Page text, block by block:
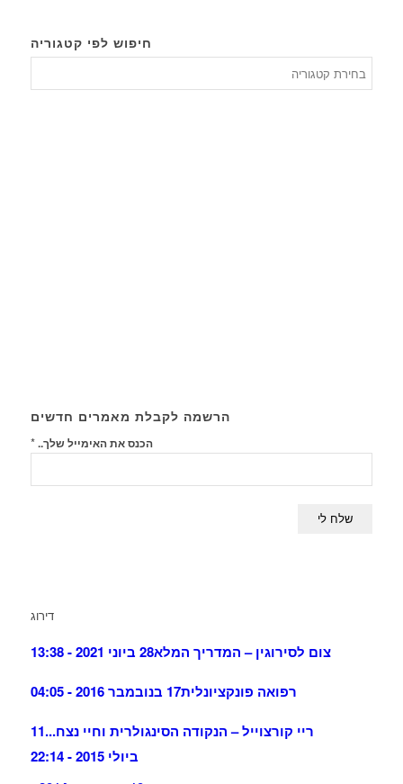
חיפוש לפי קטגוריה
הרשמה לקבלת מאמרים חדשים
הכנס את האימייל שלך..*
דירוג
צום לסירוגין – המדריך המלא28 ביוני 2021 - 13:38
רפואה פונקציונלית17 בנובמבר 2016 - 04:05
ריי קורצוייל – הנקודה הסינגולרית וחיי נצח...11
ביולי 2015 - 22:14